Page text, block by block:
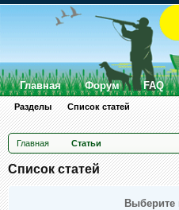
Главная Статьи
Список статей
Выберите
Главная Форум FAQ
Разделы Список статей